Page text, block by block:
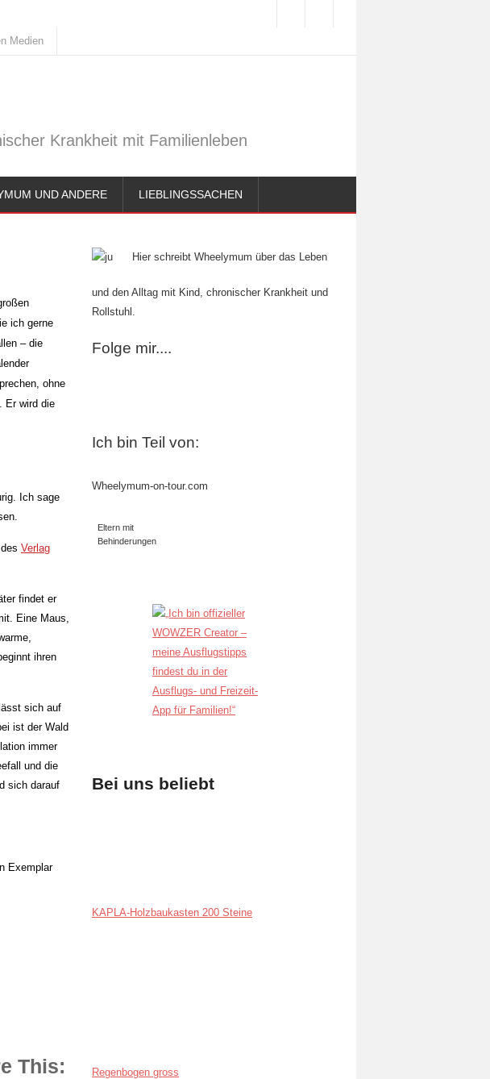
Medien
Krankheit mit Familienleben
UND ANDERE LIEBLINGSSACHEN
ich gerne
– die
ohne
Er wird die
Ich sage
Verlag
findet er
Eine Maus,
ihren
sich auf
ist der Wald
immer
und die
sich darauf
Exemplar
This:
Hier schreibt Wheelymum über das Leben
und den Alltag mit Kind, chronischer Krankheit und
Rollstuhl.
Folge mir....
Ich bin Teil von:
Wheelymum-on-tour.com
Eltern mit
Behinderungen
Bei uns beliebt
KAPLA-Holzbaukasten 200 Steine
Regenbogen gross